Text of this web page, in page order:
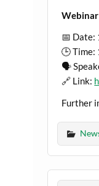
📅 Date:
🕒 Time:
🗣️
🔗 Link:
Further